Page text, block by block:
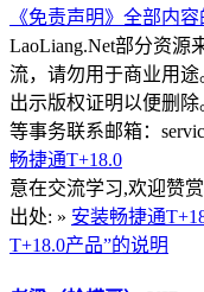
《免责声明》全部内
LaoLiang.Net部分资源
流，请勿用于商业用
出示版权证明以便删
等事务联系邮箱：
畅捷通T+18.0
意在交流学习,欢迎赞
出处: » 安装畅捷通
T+18.0产品”的说明